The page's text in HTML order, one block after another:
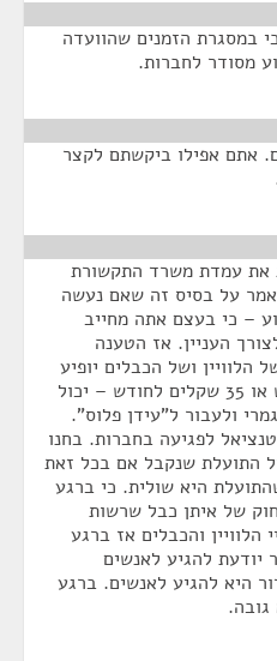
במסגרת הזמנים שהוועדה
מסודר לחברות.
אתם אפילו ביקשתם לקצר
את עמדת משרד התקשורת
אמר על בסיס זה שאם נעשה
– כי בעצם אתה מחייב
העניין. אז הטענה
ושל הכבלים יופיע
סכום נוסף – 30 שקלים לחודש או 35 שקלים לחודש – יכול
ולעבור ל"עידן פלוס".
לפגיעה בחברות. בחנו
התועלת שנקבל אם בכל זאת
היא שולית. כי ברגע
של איתן כבל שרשות
הלוויין והכבלים אז ברגע
יודעת להגיע לאנשים
היא להגיע לאנשים. ברגע